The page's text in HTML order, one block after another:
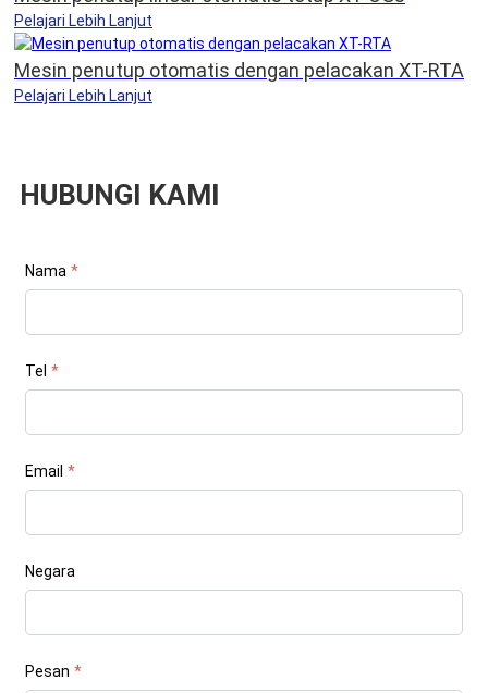
Pelajari Lebih Lanjut
Mesin penutup otomatis dengan pelacakan XT-RTA
Pelajari Lebih Lanjut
HUBUNGI KAMI
Nama *
Tel *
Email *
Negara
Pesan *